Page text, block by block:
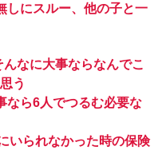
しにスルー、他の子と一
なに大事ならなんでこ
う
なら6人でつるむ必要な
いられなかった時の保険